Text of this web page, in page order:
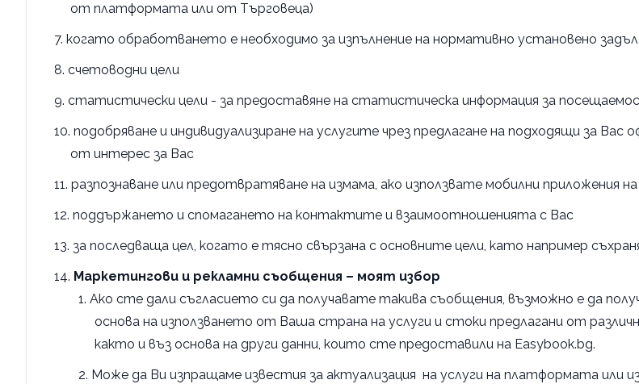
от платформата или от Търговеца)
когато обработването е необходимо за изпълнение на нормативно установено
счетоводни цели
статистически цели - за предоставяне на статистическа информация за
подобряване и индивидуализиране на услугите чрез предлагане на подходящи за
от интерес за Вас
разпознаване или предотвратяване на измама, ако използвате мобилни приложения
поддържането и спомагането на контактите и взаимоотношенията с Вас
за последваща цел, когато е тясно свързана с основните цели, като например
Маркетингови и рекламни съобщения – моят избор
Ако сте дали съгласието си да получавате такива съобщения, възможно е да
основа на използването от Ваша страна на услуги и стоки предлагани от
както и въз основа на други данни, които сте предоставили на Easybook.bg.
Може да Ви изпращаме известия за актуализация на услуги на платформата или